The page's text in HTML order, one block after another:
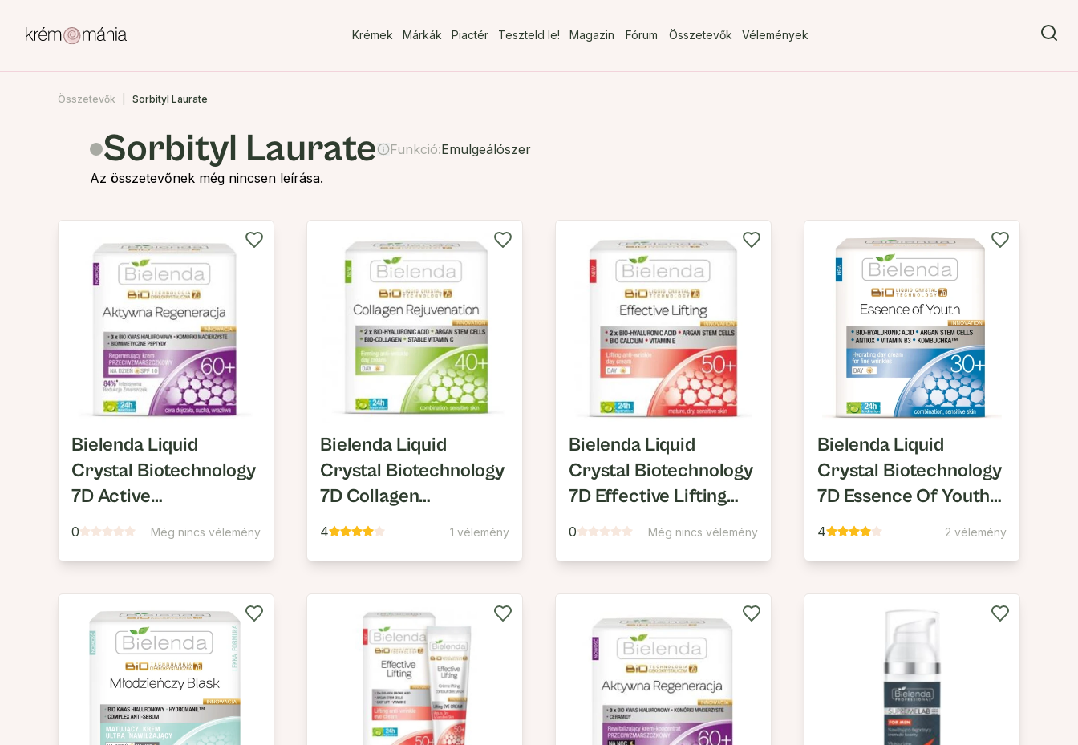
Krémek Márkák Piactér Teszteld le! Magazin Fórum Összetevők Vélemények
Összetevők Sorbityl Laurate
Sorbityl Laurate Funkció:Emulgeálószer
Az összetevőnek még nincsen leírása.
Bielenda Liquid
Crystal Biotechnology
7D Active
Regeneration 60+
0 Még nincs vélemény
Bielenda Liquid
Crystal Biotechnology
7D Collagen
Rejuvenation 40+
Nappali Arckrém
SPF10
4 1 vélemény
Bielenda Liquid
Crystal Biotechnology
7D Effective Lifting
50+ Lifting Hatású,
0 Még nincs vélemény
Bielenda Liquid
Crystal Biotechnology
7D Essence Of Youth
30+ Ránctalanító
Spf10
4 2 vélemény